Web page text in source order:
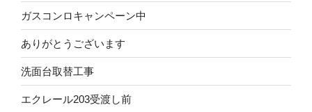
ガスコンロキャンペーン中
ありがとうございます
洗面台取替工事
エクレール203受渡し前